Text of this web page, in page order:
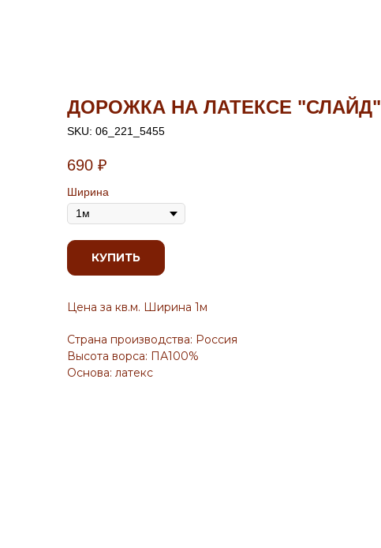
ДОРОЖКА НА ЛАТЕКСЕ "СЛАЙД"
SKU: 06_221_5455
690 ₽
Ширина
КУПИТЬ
Цена за кв.м. Ширина 1м
Страна производства: Россия
Высота ворса: ПА100%
Основа: латекс